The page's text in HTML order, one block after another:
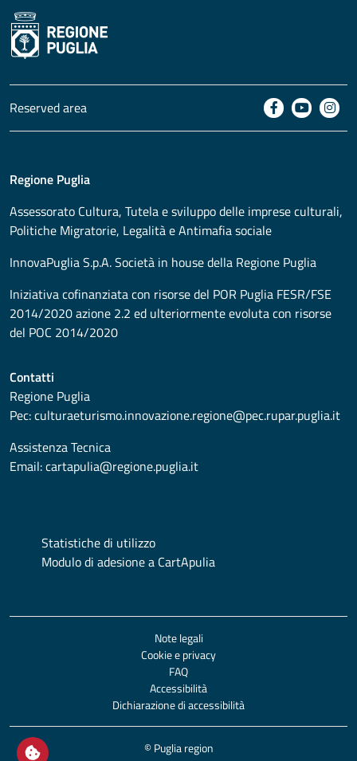
Open / close cookie settings
Reserved area
Regione Puglia
Assessorato Cultura, Tutela e sviluppo delle imprese culturali,
Politiche Migratorie, Legalità e Antimafia sociale
InnovaPuglia S.p.A. Società in house della Regione Puglia
Iniziativa cofinanziata con risorse del POR Puglia FESR/FSE
2014/2020 azione 2.2 ed ulteriormente evoluta con risorse
del POC 2014/2020
Contatti
Regione Puglia
Pec:culturaeturismo.innovazione.regione@pec.rupar.puglia.it
Assistenza Tecnica
Email:cartapulia@regione.puglia.it
Statistiche di utilizzo
Modulo di adesione a CartApulia
Note legali
Cookie e privacy
FAQ
Accessibilità
Dichiarazione di accessibilità
© Puglia region